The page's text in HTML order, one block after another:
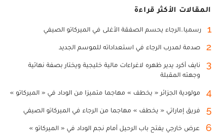
المقالات الأكثر قراءة
1 رسميا..الرجاء يحسم الصفقة الأغلى في الميركاتو الصيفي
2 صدمة لمدرب الرجاء في استعداداته للموسم الجديد
3
نايف أكرد يدير ظهره لاغراءات مالية خليجية ويختار بصفة نهائية
وجهته المقبلة
4 مولودية الجزائر « يخطف » مهاجما متميزا من الوداد في « الميركاتو »
5 فريق إماراتي « يخطف » مهاجما من الرجاء في الميركاتو الصيفي
6 عرض خارجي يفتح باب الرحيل أمام نجم الوداد في « الميركاتو »